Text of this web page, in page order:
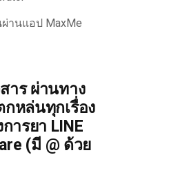
านแอป MaxMe
าร ผ่านทาง
กหล่นทุกเรื่อง
ารยา LINE
(มี @ ด้วย